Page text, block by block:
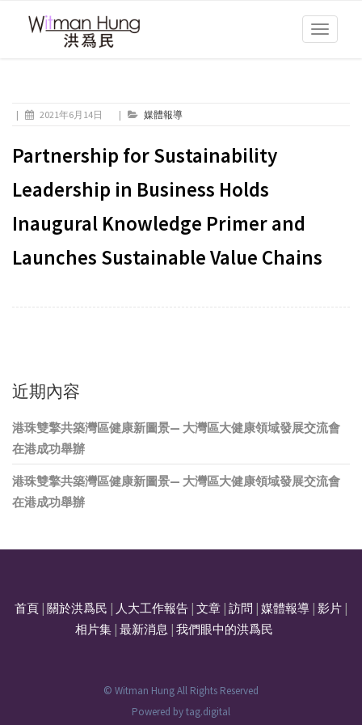
Toggle
| 2021年6月14日 | 媒體報導
Partnership for Sustainability
Leadership in Business Holds
Inaugural Knowledge Primer and
Launches Sustainable Value Chains
近期內容
港珠雙擎共築灣區健康新圖景— 大灣區大健康領域發展交流會
在港成功舉辦
港珠雙擎共築灣區健康新圖景— 大灣區大健康領域發展交流會
在港成功舉辦
首頁 關於洪爲民 人大工作報告 文章 訪問 媒體報導 影片
相片集| 最新消息 我們眼中的洪爲民
© Witman Hung All Rights Reserved
Powered bytag.digital